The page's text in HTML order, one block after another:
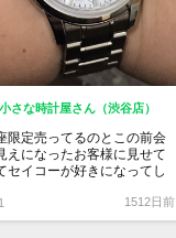
小さな時計屋さん（渋谷店）
限定売ってるのとこの前会
えになったお客様に見せて
セイコーが好きになってし
って本当に和で素敵です、
1512日前